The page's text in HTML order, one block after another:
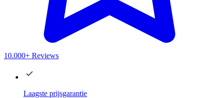
10.000+ Reviews
Laagste prijsgarantie